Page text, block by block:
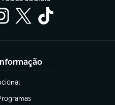
nova aba)
aba)